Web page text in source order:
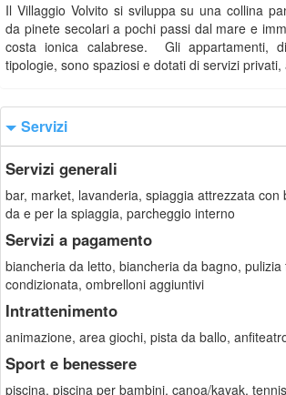
Il Villaggio Volvito si sviluppa su una collina
da pinete secolari a pochi passi dal mare e
costa ionica calabrese. Gli appartamenti,
tipologie, sono spaziosi e dotati di servizi privati,
Servizi
Servizi generali
bar, market, lavanderia, spiaggia attrezzata con
da e per la spiaggia, parcheggio interno
Servizi a pagamento
biancheria da letto, biancheria da bagno, pulizia
condizionata, ombrelloni aggiuntivi
Intrattenimento
animazione, area giochi, pista da ballo,
Sport e benessere
piscina, piscina per bambini, canoa/kayak,